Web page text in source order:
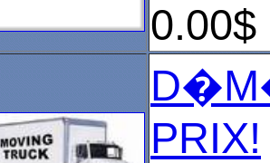
0.00$
PRIX!